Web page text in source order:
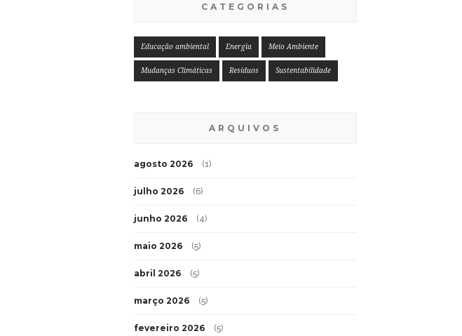
CATEGORIAS
Educação ambiental Energia Meio Ambiente
Mudanças Climáticas Resíduos Sustentabilidade
ARQUIVOS
agosto 2026 (1)
julho 2026 (6)
junho 2026 (4)
maio 2026 (5)
abril 2026 (5)
março 2026 (5)
fevereiro 2026 (5)